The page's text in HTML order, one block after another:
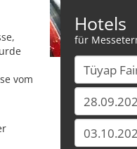
vom
Hotels
für